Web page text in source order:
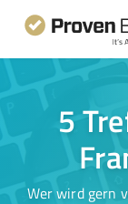
5
Wer wird gern